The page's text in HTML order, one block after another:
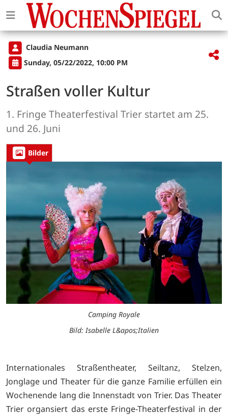
Claudia Neumann
Sunday, 05/22/2022, 10:00 PM
Straßen voller Kultur
1. Fringe Theaterfestival Trier startet am 25.
und 26. Juni
Bilder
Camping Royale
Bild: Isabelle L&apos;Italien
Internationales Straßentheater, Seiltanz, Stelzen,
Jonglage und Theater für die ganze Familie erfüllen ein
Wochenende lang die Innenstadt von Trier. Das Theater
Trier organsiert das erste Fringe-Theaterfestival in der